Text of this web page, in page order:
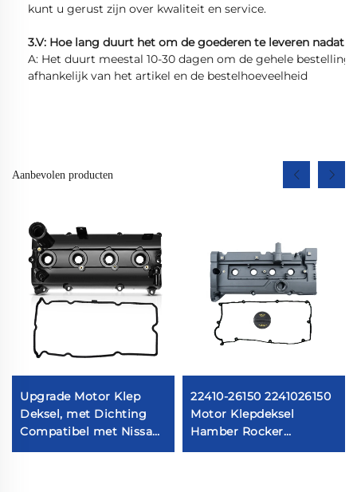
kunt u gerust zijn over kwaliteit en service.
3.V: Hoe lang duurt het om de goederen te leveren nadat
A: Het duurt meestal 10-30 dagen om de gehele
afhankelijk van het artikel en de bestelhoeveelheid
Aanbevolen producten
Upgrade Motor Klep
Deksel, met Dichting
Compatibel met Nissan
Frontier 2005-2019
22410-26150 2241026150
Motor Klepdeksel
Hamber Rocker
Cilinderkop